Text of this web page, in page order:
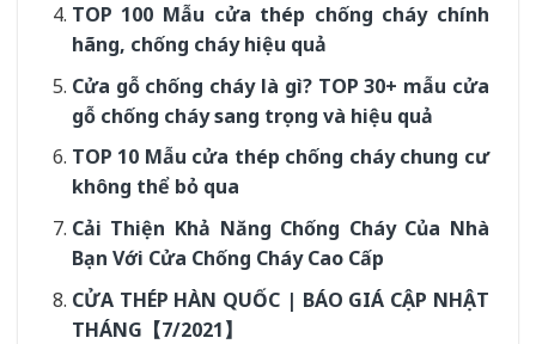
TOP 100 Mẫu cửa thép chống cháy chính
hãng, chống cháy hiệu quả
Cửa gỗ chống cháy là gì? TOP 30+ mẫu cửa
gỗ chống cháy sang trọng và hiệu quả
TOP 10 Mẫu cửa thép chống cháy chung cư
không thể bỏ qua
Cải Thiện Khả Năng Chống Cháy Của Nhà
Bạn Với Cửa Chống Cháy Cao Cấp
CỬA THÉP HÀN QUỐC | BÁO GIÁ CẬP NHẬT
THÁNG【7/2021】